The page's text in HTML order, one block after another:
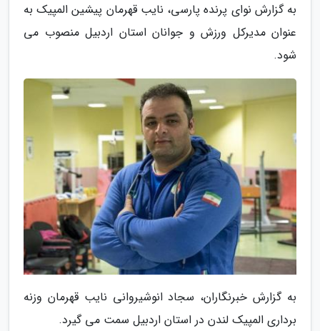
به گزارش نوای پرنده پارسی، نایب قهرمان پیشین المپیک به
عنوان مدیرکل ورزش و جوانان استان اردبیل منصوب می
شود.
به گزارش خبرنگاران، سجاد انوشیروانی نایب قهرمان وزنه
برداری المپیک لندن در استان اردبیل سمت می گیرد.